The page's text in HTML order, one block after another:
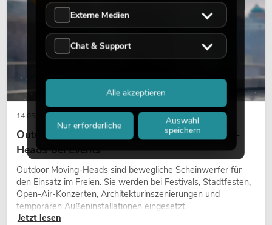
14.05.2026
Outdoor Moving-Heads: Wetterfeste Moving-
Heads bei Events
Outdoor Moving-Heads sind bewegliche Scheinwerfer für
den Einsatz im Freien. Sie werden bei Festivals, Stadtfesten,
Open-Air-Konzerten, Architekturinszenierungen und
temporären Außeninstallationen eingesetzt.
Jetzt lesen
Externe Medien
Chat & Support
Nur erforderliche
Auswahl
speichern
Alle akzeptieren